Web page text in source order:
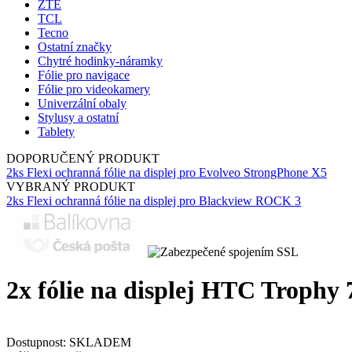
ZTE
TCL
Tecno
Ostatní značky
Chytré hodinky-náramky
Fólie pro navigace
Fólie pro videokamery
Univerzální obaly
Stylusy a ostatní
Tablety
DOPORUČENÝ PRODUKT
2ks Flexi ochranná fólie na displej pro Evolveo StrongPhone X5
VYBRANÝ PRODUKT
2ks Flexi ochranná fólie na displej pro Blackview ROCK 3
2x fólie na displej HTC Trophy
Dostupnost: SKLADEM